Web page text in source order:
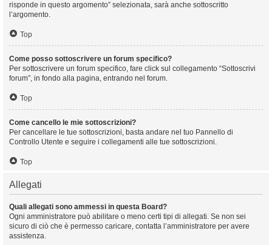
risponde in questo argomento” selezionata, sarà anche sottoscritto
l’argomento.
Top
Come posso sottoscrivere un forum specifico?
Per sottoscrivere un forum specifico, fare click sul collegamento “Sottoscrivi
forum”, in fondo alla pagina, entrando nel forum.
Top
Come cancello le mie sottoscrizioni?
Per cancellare le tue sottoscrizioni, basta andare nel tuo Pannello di
Controllo Utente e seguire i collegamenti alle tue sottoscrizioni.
Top
Allegati
Quali allegati sono ammessi in questa Board?
Ogni amministratore può abilitare o meno certi tipi di allegati. Se non sei
sicuro di ciò che è permesso caricare, contatta l’amministratore per avere
assistenza.